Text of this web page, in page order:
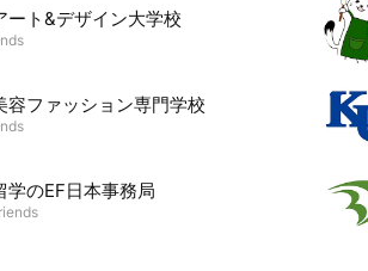
ート&デザイン大学校
容ファッション専門学校
学のEF日本事務局